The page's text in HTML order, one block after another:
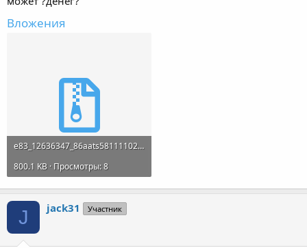
Вложения
e83_12636347_86aats581111027_g10007.rar
800.1 KB · Просмотры: 8
J jack31 Участник